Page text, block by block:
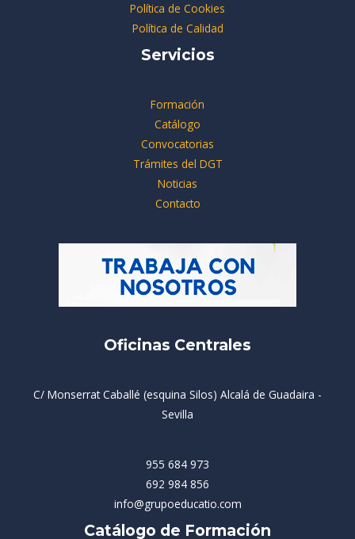
Política de Cookies
Política de Calidad
Servicios
Formación
Catálogo
Convocatorias
Trámites del DGT
Noticias
Contacto
Oficinas Centrales
C/ Monserrat Caballé (esquina Silos) Alcalá de Guadaira -
Sevilla
955 684 973
692 984 856
info@grupoeducatio.com
Catálogo de Formación